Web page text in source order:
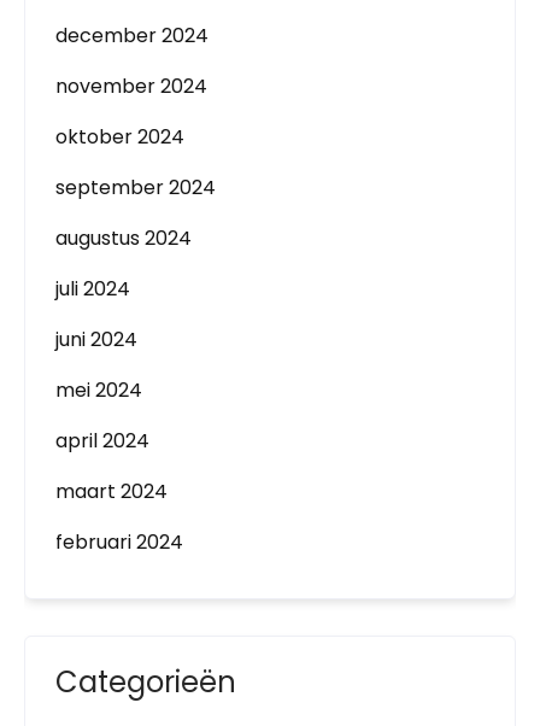
december 2024
november 2024
oktober 2024
september 2024
augustus 2024
juli 2024
juni 2024
mei 2024
april 2024
maart 2024
februari 2024
Categorieën